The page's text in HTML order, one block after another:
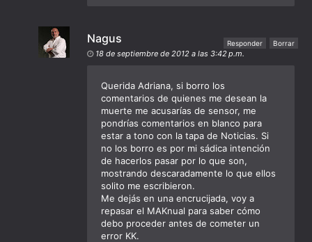
Nagus
18 de septiembre de 2012 a las 3:42 p.m.
Querida Adriana, si borro los
comentarios de quienes me desean la
muerte me acusarías de sensor, me
pondrías comentarios en blanco para
estar a tono con la tapa de Noticias. Si
no los borro es por mi sádica intención
de hacerlos pasar por lo que son,
mostrando descaradamente lo que ellos
solito me escribieron.
Me dejás en una encrucijada, voy a
repasar el MAKnual para saber cómo
debo proceder antes de cometer un
error KK.
Responder Borrar